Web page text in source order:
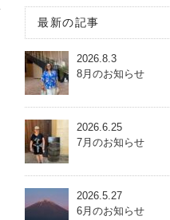
最新の記事
2026.8.3
8月のお知らせ
2026.6.25
7月のお知らせ
2026.5.27
6月のお知らせ